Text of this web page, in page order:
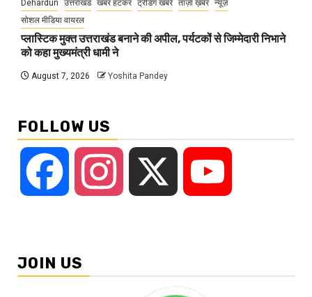
Dehardun उत्तराखंड खबर हटकर ट्रेंडिंग खबरें ताज़ा ख़बर न्यूज़
सोशल मीडिया वायरल
प्लास्टिक मुक्त उत्तराखंड बनाने की अपील, पर्यटकों से जिम्मेदारी निभाने
को कहा मुख्यमंत्री धामी ने
August 7, 2026 Yoshita Pandey
FOLLOW US
Facebook Instagram
JOIN US